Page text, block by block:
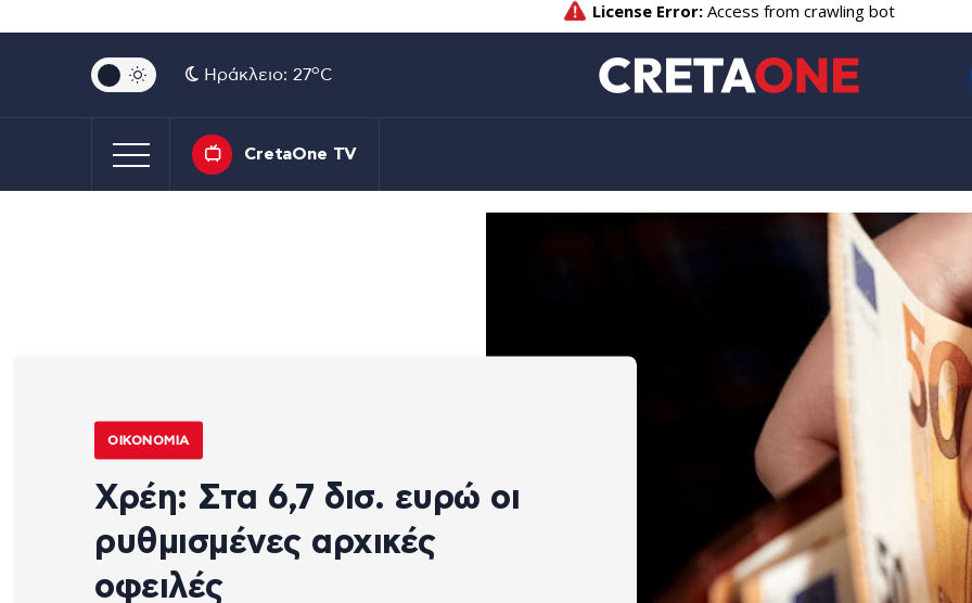
Ηράκλειο: 27oC
CretaOne TV
ΟΙΚΟΝΟΜΊΑ
Χρέη: Στα 6,7 δισ. ευρώ οι
ρυθμισμένες αρχικές
οφειλές